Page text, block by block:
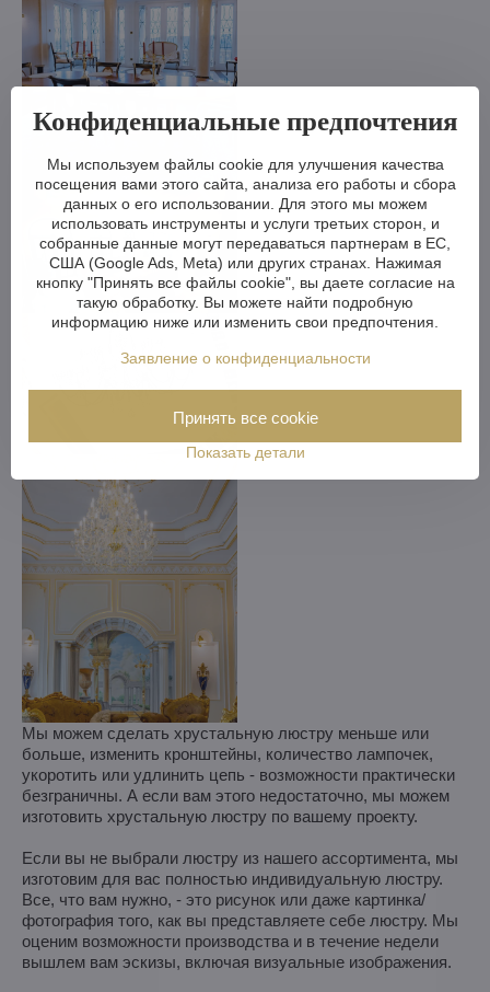
Мы можем сделать хрустальную люстру меньше или
больше, изменить кронштейны, количество лампочек,
укоротить или удлинить цепь - возможности практически
безграничны. А если вам этого недостаточно, мы можем
изготовить хрустальную люстру по вашему проекту.
Если вы не выбрали люстру из нашего ассортимента, мы
изготовим для вас полностью индивидуальную люстру.
Все, что вам нужно, - это рисунок или даже картинка/
фотография того, как вы представляете себе люстру. Мы
оценим возможности производства и в течение недели
вышлем вам эскизы, включая визуальные изображения.
Конфиденциальные предпочтения
Мы используем файлы cookie для улучшения качества
посещения вами этого сайта, анализа его работы и сбора
данных о его использовании. Для этого мы можем
использовать инструменты и услуги третьих сторон, и
собранные данные могут передаваться партнерам в ЕС,
США (Google Ads, Meta) или других странах. Нажимая
кнопку "Принять все файлы cookie", вы даете согласие на
такую обработку. Вы можете найти подробную
информацию ниже или изменить свои предпочтения.
Заявление о конфиденциальности
Показать детали
Принять все cookie